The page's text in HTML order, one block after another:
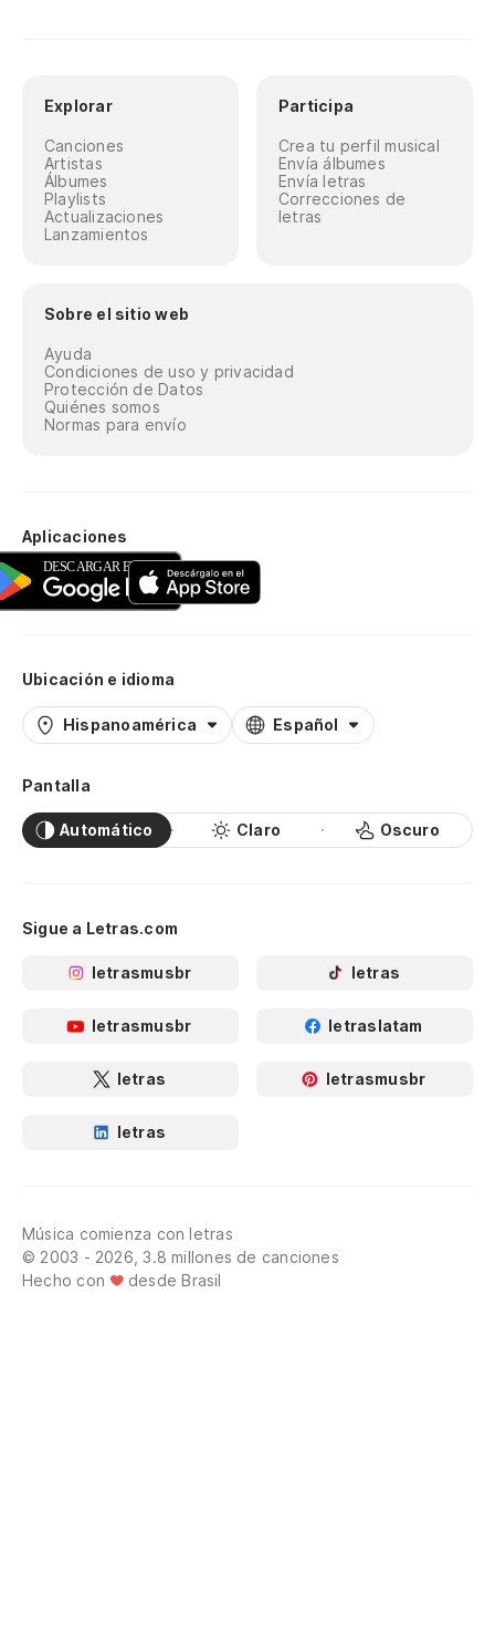
Explorar
Canciones
Artistas
Álbumes
Playlists
Actualizaciones
Lanzamientos
Participa
Crea tu perfil musical
Envía álbumes
Envía letras
Correcciones de
letras
Sobre el sitio web
Ayuda
Condiciones de uso y privacidad
Protección de Datos
Quiénes somos
Normas para envío
Aplicaciones
Ubicación e idioma
Hispanoamérica Español
Pantalla
Automático Claro Oscuro
Sigue a Letras.com
letrasmusbr letras
letrasmusbr letraslatam
letras letrasmusbr
letras
Música comienza con letras
© 2003 - 2026, 3.8 millones de canciones
Hecho con
desde Brasil